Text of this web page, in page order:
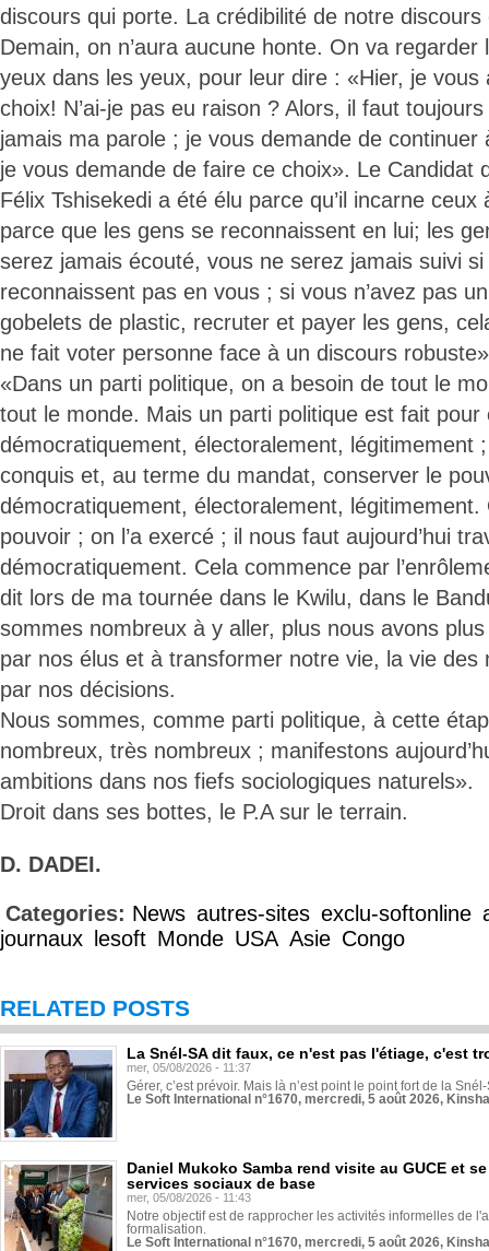
discours qui porte. La crédibilité de notre
Demain, on n’aura aucune honte. On va
yeux dans les yeux, pour leur dire : «Hier, je vous
choix! N’ai-je pas eu raison ? Alors, il faut
jamais ma parole ; je vous demande de continuer
je vous demande de faire ce choix». Le Candidat
Félix Tshisekedi a été élu parce qu’il incarne ceux
parce que les gens se reconnaissent en lui; les
serez jamais écouté, vous ne serez jamais suivi
reconnaissent pas en vous ; si vous n’avez pas
gobelets de plastic, recruter et payer les gens,
ne fait voter personne face à un discours
«Dans un parti politique, on a besoin de tout le
tout le monde. Mais un parti politique est fait pour
démocratiquement, électoralement, légitimement
conquis et, au terme du mandat, conserver le
démocratiquement, électoralement, légitimement.
pouvoir ; on l’a exercé ; il nous faut aujourd’hui
démocratiquement. Cela commence par
dit lors de ma tournée dans le Kwilu, dans le
sommes nombreux à y aller, plus nous avons
par nos élus et à transformer notre vie, la vie des
par nos décisions.
Nous sommes, comme parti politique, à cette
nombreux, très nombreux ; manifestons
ambitions dans nos fiefs sociologiques naturels».
Droit dans ses bottes, le P.A sur le terrain.
D. DADEI.
Categories: News autres-sites exclu-softonline
journaux
lesoft Monde USA Asie Congo
RELATED POSTS
La Snél-SA dit faux, ce n'est pas l'étiage, c'est
mer, 05/08/2026 - 11:37
Gérer, c’est prévoir. Mais là n’est point le point fort de la
Le Soft International n°1670, mercredi, 5 août 2026,
Daniel Mukoko Samba rend visite au GUCE et
services sociaux de base
mer, 05/08/2026 - 11:43
Notre objectif est de rapprocher les activités informelles de
formalisation.
Le Soft International n°1670, mercredi, 5 août 2026,